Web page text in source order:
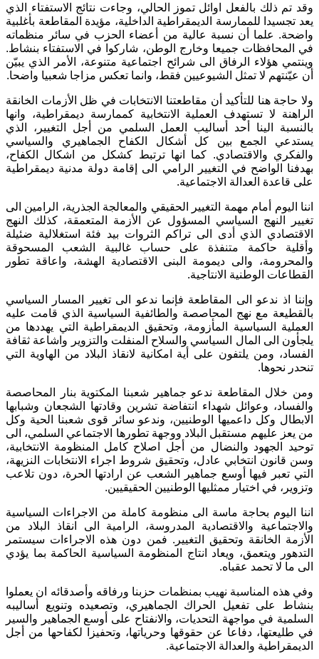
وقد تم ذلك بالفعل اوائل تموز الحالي، وجاءت نتائج الاستفتاء الذي
يعد تجسيدا للممارسة الديمقراطية الداخلية، مؤيدة المقاطعة بأغلبية
واضحة. علما أن نسبة عالية من أعضاء الحزب في سائر منظماته
في المحافظات جميعا وخارج الوطن، شاركوا في الاستفتاء بنشاط.
وينتمي هؤلاء الرفاق الى شرائح اجتماعية متنوعة، الأمر الذي يبيّن
أن عيّنتهم لا تمثل الشيوعيين فقط، وانما تعكس مزاجا شعبيا واضحا.
ولا حاجة هنا للتأكيد أن مقاطعتنا الانتخابات في ظل الأزمات الخانقة
الراهنة لا تستهدف العملية الانتخابية كممارسة ديمقراطية، وانها
بالنسبة الينا أحد أساليب العمل السلمي من أجل التغيير، الذي
يستدعي الجمع بين كل أشكال الكفاح الجماهيري والسياسي
والفكري والاقتصادي. كما انها ترتبط كشكل من اشكال الكفاح،
بهدفنا الواضح في التغيير الرامي الى إقامة دولة مدنية ديمقراطية
على قاعدة العدالة الاجتماعية.
اننا اليوم أمام مهمة التغيير الحقيقي والمعالجة الجذرية، الرامين الى
تغيير النهج السياسي المسؤول عن الأزمة المتعمقة، كذلك النهج
الاقتصادي الذي أدى الى تراكم الثروات بيد فئة استغلالية ضئيلة
وأقلية حاكمة متنفذة على حساب غالبية الشعب المسحوقة
والمحرومة، والى ديمومة البنى الاقتصادية الهشة، واعاقة تطور
القطاعات الوطنية الانتاجية.
وإننا اذ ندعو الى المقاطعة فإنما ندعو الى تغيير المسار السياسي
بالقطيعة مع نهج المحاصصة والطائفية السياسية الذي قامت عليه
العملية السياسية المأزومة، وتحقيق الديمقراطية التي يهددها من
يلجأون الى المال السياسي والسلاح المنفلت والتزوير واشاعة ثقافة
الفساد، ومن يلتفون على أية امكانية لانقاذ البلاد من الهاوية التي
تنحدر نحوها.
ومن خلال المقاطعة ندعو جماهير شعبنا المكتوية بنار المحاصصة
والفساد، وعوائل شهداء انتفاضة تشرين وقادتها الشجعان وشبابها
الابطال وكل داعميها الوطنيين، وندعو سائر قوى شعبنا الحية وكل
من يعز عليهم مستقبل البلاد ووجهة تطورها الاجتماعي السلمي، الى
توحيد الجهود والنضال من أجل اصلاح كامل المنظومة الانتخابية،
وسن قانون انتخابي عادل، وتحقيق شروط اجراء الانتخابات النزيهة،
التي تعبر فيها أوسع جماهير الشعب عن ارادتها الحرة، دون تلاعب
وتزوير، في اختيار ممثليها الوطنيين الحقيقيين.
اننا اليوم بحاجة ماسة الى منظومة كاملة من الاجراءات السياسية
والاجتماعية والاقتصادية المدروسة، الرامية الى انقاذ البلاد من
الأزمة الخانقة وتحقيق التغيير. فمن دون هذه الاجراءات سيستمر
التدهور ويتعمق، ويعاد انتاج المنظومة السياسية الحاكمة بما يؤدي
الى ما لا تحمد عقباه.
وفي هذه المناسبة نهيب بمنظمات حزبنا ورفاقه وأصدقائه ان يعملوا
بنشاط على تفعيل الحراك الجماهيري، وتصعيده وتنويع أساليبه
السلمية في مواجهة التحديات، والانفتاح على أوسع الجماهير والسير
في طليعتها، دفاعا عن حقوقها وحرياتها، وتحفيزا لكفاحها من أجل
الديمقراطية والعدالة الاجتماعية.